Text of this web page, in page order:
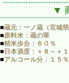
▼
■蔵元：一ノ蔵（宮城県
■原料米：蔵の華
■精米歩合：６０％
■日本酒度：＋８～＋
■アルコール分：１５